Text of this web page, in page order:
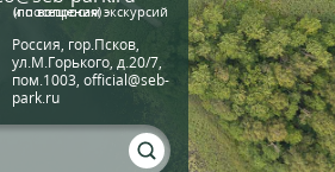
(по вопросам экскурсий и посещения)
Россия, гор.Псков,
ул.М.Горького, д.20/7,
пом.1003, official@seb-
park.ru